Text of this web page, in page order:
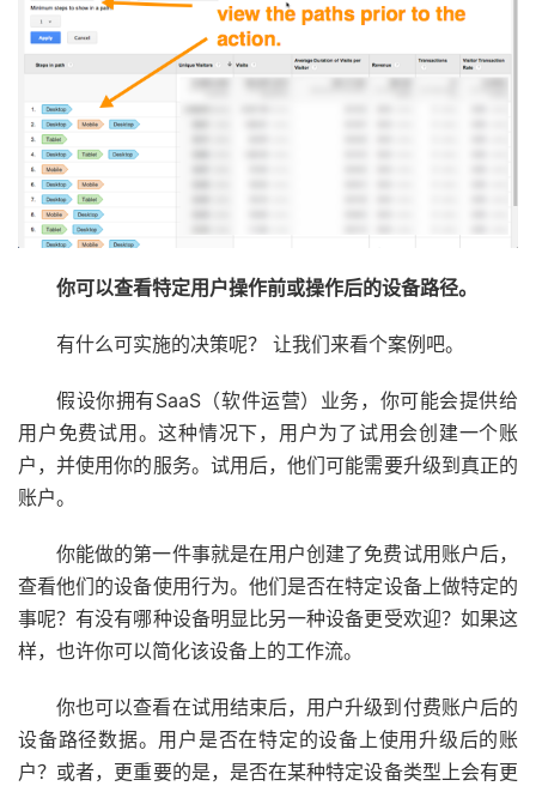
你可以查看特定用户操作前或操作后的设备路径。
有什么可实施的决策呢？ 让我们来看个案例吧。
假设你拥有SaaS（软件运营）业务，你可能会提供给
用户免费试用。这种情况下，用户为了试用会创建一个账
户，并使用你的服务。试用后，他们可能需要升级到真正的
账户。
你能做的第一件事就是在用户创建了免费试用账户后，
查看他们的设备使用行为。他们是否在特定设备上做特定的
事呢？有没有哪种设备明显比另一种设备更受欢迎？如果这
样，也许你可以简化该设备上的工作流。
你也可以查看在试用结束后，用户升级到付费账户后的
设备路径数据。用户是否在特定的设备上使用升级后的账
户？或者，更重要的是，是否在某种特定设备类型上会有更